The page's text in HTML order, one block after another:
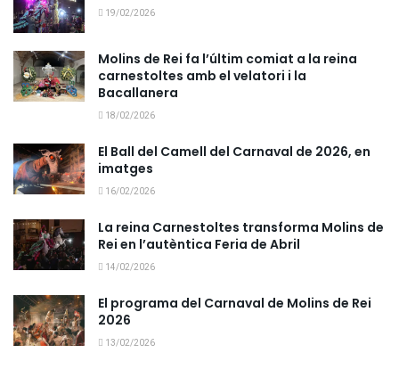
19/02/2026
Molins de Rei fa l’últim comiat a la reina
carnestoltes amb el velatori i la
Bacallanera
18/02/2026
El Ball del Camell del Carnaval de 2026, en
imatges
16/02/2026
La reina Carnestoltes transforma Molins de
Rei en l’autèntica Feria de Abril
14/02/2026
El programa del Carnaval de Molins de Rei
2026
13/02/2026